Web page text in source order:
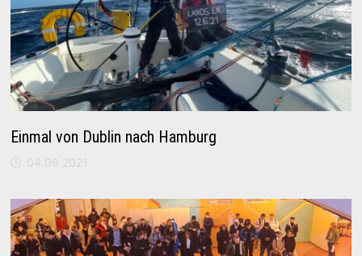
Einmal von Dublin nach Hamburg
04.09.2021